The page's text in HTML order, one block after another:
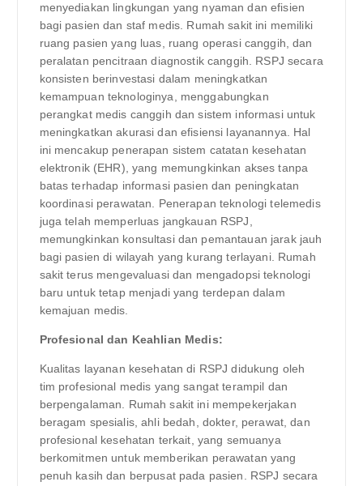
menyediakan lingkungan yang nyaman dan efisien
bagi pasien dan staf medis. Rumah sakit ini memiliki
ruang pasien yang luas, ruang operasi canggih, dan
peralatan pencitraan diagnostik canggih. RSPJ secara
konsisten berinvestasi dalam meningkatkan
kemampuan teknologinya, menggabungkan
perangkat medis canggih dan sistem informasi untuk
meningkatkan akurasi dan efisiensi layanannya. Hal
ini mencakup penerapan sistem catatan kesehatan
elektronik (EHR), yang memungkinkan akses tanpa
batas terhadap informasi pasien dan peningkatan
koordinasi perawatan. Penerapan teknologi telemedis
juga telah memperluas jangkauan RSPJ,
memungkinkan konsultasi dan pemantauan jarak jauh
bagi pasien di wilayah yang kurang terlayani. Rumah
sakit terus mengevaluasi dan mengadopsi teknologi
baru untuk tetap menjadi yang terdepan dalam
kemajuan medis.
Profesional dan Keahlian Medis:
Kualitas layanan kesehatan di RSPJ didukung oleh
tim profesional medis yang sangat terampil dan
berpengalaman. Rumah sakit ini mempekerjakan
beragam spesialis, ahli bedah, dokter, perawat, dan
profesional kesehatan terkait, yang semuanya
berkomitmen untuk memberikan perawatan yang
penuh kasih dan berpusat pada pasien. RSPJ secara